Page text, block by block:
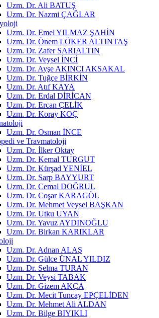
Uzm. Dr. Ali BATUŞ
Uzm. Dr. Nazmi ÇAĞLAR
Uzm. Dr. Emel YILMAZ ŞAHİN
Uzm. Dr. Önem LÖKER ALTINTAŞ
Uzm. Dr. Zafer SARIALTIN
Uzm. Dr. Veysel İNCİ
Uzm. Dr. Ayşe AKINCI AKSAKAL
Uzm. Dr. Tuğçe BİRKİN
Uzm. Dr. Atıf KAYA
Uzm. Dr. Erdal DİRİCAN
Uzm. Dr. Ercan ÇELİK
Uzm. Dr. Koray KOÇ
Uzm. Dr. Osman İNCE
ve Travmatoloji
Uzm. Dr. İlker Oktay
Uzm. Dr. Kemal TURGUT
Uzm. Dr. Kürşad YENİEL
Uzm. Dr. Sarp BAYYURT
Uzm. Dr. Cemal DOĞRUL
Uzm. Dr. Coşar KARAGÖL
Uzm. Dr. Mehmet Veysel BAŞKAN
Uzm. Dr. Utku UYAN
Uzm. Dr. Yavuz AYDINOĞLU
Uzm. Dr. Birkan KARIKLAR
Uzm. Dr. Adnan ALAŞ
Uzm. Dr. Gülce ÜNAL YILDIZ
Uzm. Dr. Selma TURAN
Uzm. Dr. Veysi TABAK
Uzm. Dr. Gizem AKÇA
Uzm. Dr. Mecit Tuncay EPÇELİDEN
Uzm. Dr. Mehmet Ali ALDAN
Uzm. Dr. Bilge BIYIKLI